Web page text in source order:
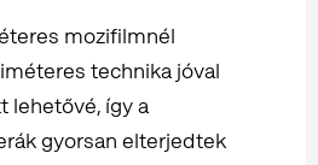
mozifilmnél
technika jóval
lehetővé, így a
gyorsan elterjedtek